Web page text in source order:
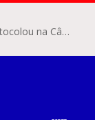
O vereador Rylder Ribeiro Afonso (PSD) protocolou na Câmara Municipal de Óbidos o Requerimento nº 346/2026.